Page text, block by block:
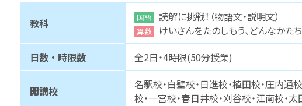
教科 国語 読解に挑戦！（物語文・説明文）
算数
けいさんをたのしもう、どんなかた
日数・時限数
全2日・4時限(50分授業)
開講校
名駅校・白壁校・日進校・植田校・庄内通
校・一宮校・春日井校・刈谷校・江南校・